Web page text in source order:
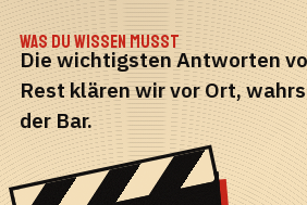
WAS DU WISSEN MUSST
Die wichtigsten Antworten
Rest klären wir vor Ort,
der Bar.